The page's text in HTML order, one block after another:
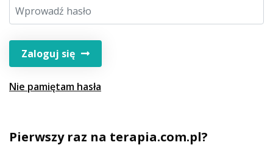
Zaloguj się
Nie pamiętam hasła
Pierwszy raz na terapia.com.pl?